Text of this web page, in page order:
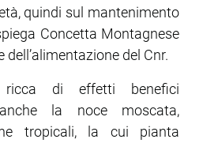
quindi sul mantenimento
Concetta Montagnese
dell’alimentazione del Cnr.
di effetti benefici
la noce moscata,
tropicali, la cui pianta